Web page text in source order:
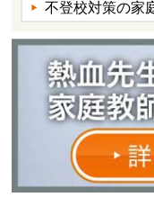
不登校対策の家